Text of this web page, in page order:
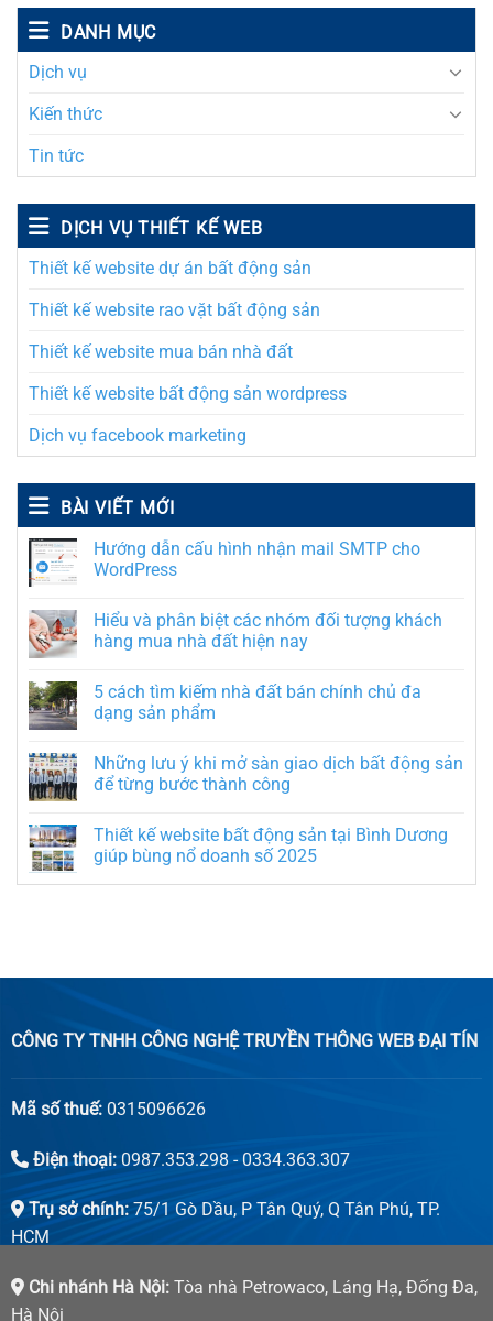
DANH MỤC
Dịch vụ
Kiến thức
Tin tức
DỊCH VỤ THIẾT KẾ WEB
Thiết kế website dự án bất động sản
Thiết kế website rao vặt bất động sản
Thiết kế website mua bán nhà đất
Thiết kế website bất động sản wordpress
Dịch vụ facebook marketing
BÀI VIẾT MỚI
Hướng dẫn cấu hình nhận mail SMTP cho
WordPress
Hiểu và phân biệt các nhóm đối tượng khách
hàng mua nhà đất hiện nay
5 cách tìm kiếm nhà đất bán chính chủ đa
dạng sản phẩm
Những lưu ý khi mở sàn giao dịch bất động sản
để từng bước thành công
Thiết kế website bất động sản tại Bình Dương
giúp bùng nổ doanh số 2025
CÔNG TY TNHH CÔNG NGHỆ TRUYỀN THÔNG WEB ĐẠI TÍN
Mã số thuế:0315096626
Điện thoại:0987.353.298 - 0334.363.307
Trụ sở chính:75/1 Gò Dầu, P Tân Quý, Q Tân Phú, TP.
HCM
Chi nhánh Hà Nội:Tòa nhà Petrowaco, Láng Hạ, Đống Đa,
Hà Nội